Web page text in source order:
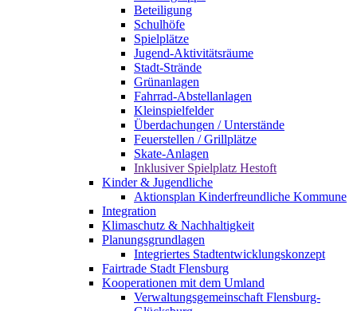
Beteiligung
Schulhöfe
Spielplätze
Jugend-Aktivitätsräume
Stadt-Strände
Grünanlagen
Fahrrad-Abstellanlagen
Kleinspielfelder
Überdachungen / Unterstände
Feuerstellen / Grillplätze
Skate-Anlagen
Inklusiver Spielplatz Hestoft
Kinder & Jugendliche
Aktionsplan Kinderfreundliche Kommune
Integration
Klimaschutz & Nachhaltigkeit
Planungsgrundlagen
Integriertes Stadtentwicklungskonzept
Fairtrade Stadt Flensburg
Kooperationen mit dem Umland
Verwaltungsgemeinschaft Flensburg-